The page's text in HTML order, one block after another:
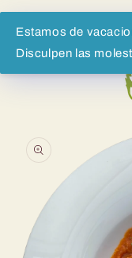
Estamos de
Disculpen las
Skip to
product
information